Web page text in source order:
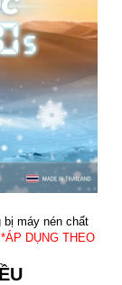
máy nén chất
*ÁP DỤNG THEO